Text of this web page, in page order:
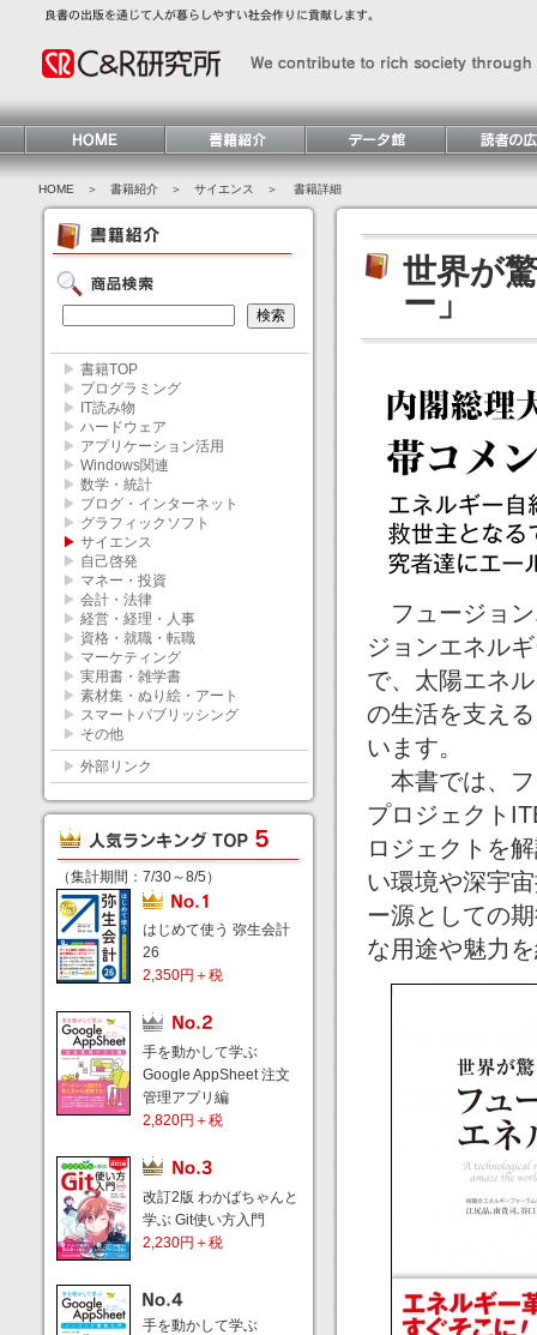
HOME ＞ 書籍紹介 ＞ サイエンス ＞ 書籍詳細
▶ 書籍TOP
▶ プログラミング
▶
IT読み物
▶ ハードウェア
▶ アプリケーション活用
▶ Windows関連
▶ 数学・統計
▶ ブログ・インターネット
▶ グラフィックソフト
▶ サイエンス
▶ 自己啓発
▶ マネー・投資
▶ 会計・法律
▶ 経営・経理・人事
▶ 資格・就職・転職
▶ マーケティング
▶ 実用書・雑学書
▶ 素材集・ぬり絵・アート
▶ スマートパブリッシング
▶ その他
▶ 外部リンク
（集計期間：7/30～8/5）
はじめて使う 弥生会計
26
2,350円＋税
手を動かして学ぶ
Google AppSheet 注文
管理アプリ編
2,820円＋税
改訂2版 わかばちゃんと
学ぶ Git使い方入門
2,230円＋税
手を動かして学ぶ
世界が
ー」
フュージョン
ジョンエネル
で、太陽エネ
の生活を支え
います。
本書では、フ
プロジェクト
ロジェクトを
い環境や深宇
ー源としての
な用途や魅力